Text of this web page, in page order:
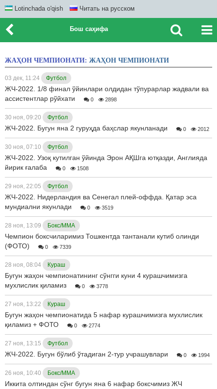
Lotinchada o'qish Читать на русском
Бош саҳифа
ЖАҲОН ЧЕМПИОНАТИ: ЖАҲОН ЧЕМПИОНАТИ
03 дек, 11:24 Футбол
ЖЧ-2022. 1/8 финал ўйинлари олдидан тўпурарлар жадвали ва
ассистентлар рўйхати
0 2898
30 ноя, 09:20 Футбол
ЖЧ-2022. Бугун яна 2 гуруҳда баҳслар якунланади 0 2012
30 ноя, 07:10 Футбол
ЖЧ-2022. Узоқ кутилган ўйинда Эрон АҚШга ютқазди, Англияда
йирик ғалаба
0 1508
29 ноя, 22:05 Футбол
ЖЧ-2022. Нидерландия ва Сенегал плей-оффда. Қатар эса
мундиални якунлади
0 3519
28 ноя, 13:09 Бокс/ММА
Чемпион боксчиларимиз Тошкентда тантанали кутиб олинди
(ФОТО)
0 7339
28 ноя, 08:04 Кураш
Бугун жаҳон чемпионатининг сўнгги куни 4 курашчимизга
мухлислик қиламиз
0 3778
27 ноя, 13:22 Кураш
Бугун жаҳон чемпионатида 5 нафар курашчимизга мухлислик
қиламиз + ФОТО
0 2774
27 ноя, 13:15 Футбол
ЖЧ-2022. Бугун бўлиб ўтадиган 2-тур учрашувлари 0 1994
26 ноя, 10:40 Бокс/ММА
Иккита олтиндан сўнг бугун яна 6 нафар боксчимиз ЖЧ